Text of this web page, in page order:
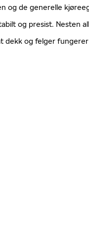
og de generelle
og presist. Nesten
og felger